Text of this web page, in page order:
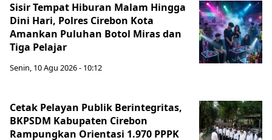
Sisir Tempat Hiburan Malam Hingga
Dini Hari, Polres Cirebon Kota
Amankan Puluhan Botol Miras dan
Tiga Pelajar
Senin, 10 Agu 2026 - 10:12
Cetak Pelayan Publik Berintegritas,
BKPSDM Kabupaten Cirebon
Rampungkan Orientasi 1.970 PPPK